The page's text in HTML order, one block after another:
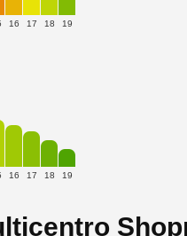
16 17 18 19
16 17 18 19